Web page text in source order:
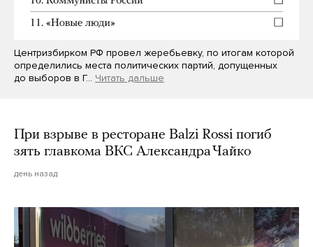
Центризбирком РФ провел жеребьевку, по итогам которой
определились места политических партий, допущенных
до выборов в Г… Читать дальше
При взрыве в ресторане Balzi Rossi погиб
зять главкома ВКС Александра Чайко
день назад